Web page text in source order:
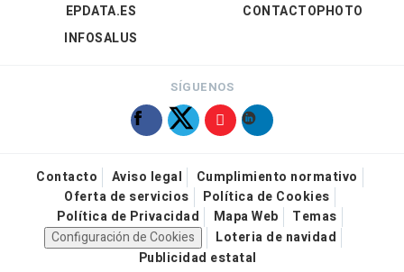
EPDATA.ES
INFOSALUS
CONTACTOPHOTO
SÍGUENOS
Contacto Aviso legal
Cumplimiento normativo
Oferta de servicios
Política de Cookies
Política de Privacidad
Mapa Web
Temas
Configuración de Cookies
Loteria de navidad
Publicidad estatal